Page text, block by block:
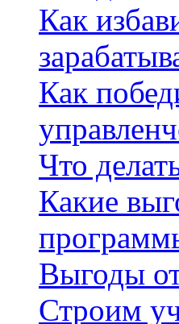
Как
Как
Что
Какие
Выгоды
Строим